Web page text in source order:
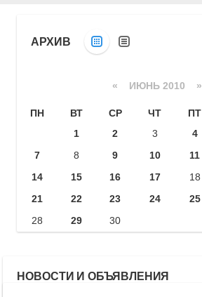
АРХИВ
« ИЮНЬ 2010 »
ПН ВТ СР ЧТ ПТ
1
2 3 4
7
8 9 10 11
14
15 16 17 18
21
22 23 24 25
28
29 30
НОВОСТИ И ОБЪЯВЛЕНИЯ